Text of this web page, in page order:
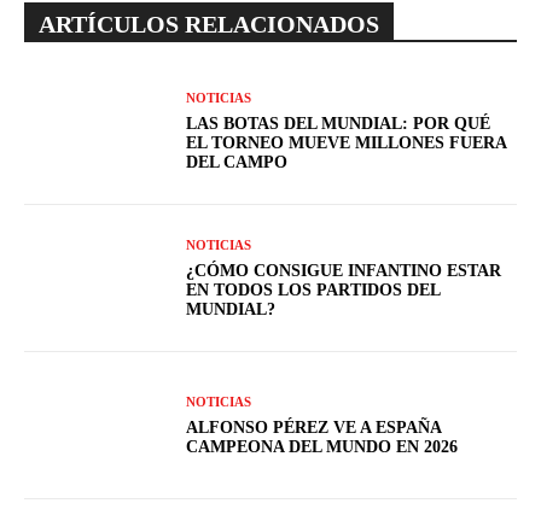
ARTÍCULOS RELACIONADOS
NOTICIAS
LAS BOTAS DEL MUNDIAL: POR QUÉ
EL TORNEO MUEVE MILLONES FUERA
DEL CAMPO
NOTICIAS
¿CÓMO CONSIGUE INFANTINO ESTAR
EN TODOS LOS PARTIDOS DEL
MUNDIAL?
NOTICIAS
ALFONSO PÉREZ VE A ESPAÑA
CAMPEONA DEL MUNDO EN 2026